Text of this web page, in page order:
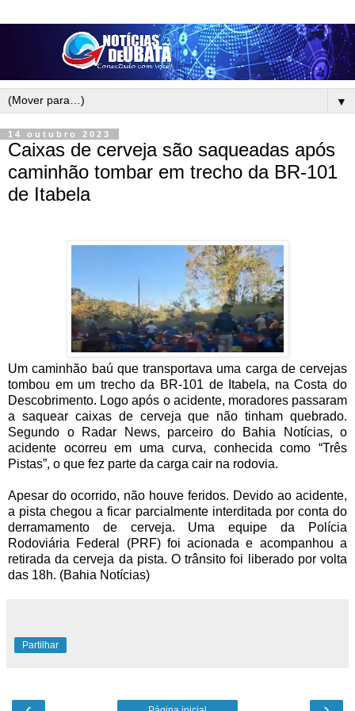
▼
14 outubro 2023
Caixas de cerveja são saqueadas após
caminhão tombar em trecho da BR-101
de Itabela
Um caminhão baú que transportava uma carga de cervejas
tombou em um trecho da BR-101 de Itabela, na Costa do
Descobrimento. Logo após o acidente, moradores passaram
a saquear caixas de cerveja que não tinham quebrado.
Segundo o Radar News, parceiro do Bahia Notícias, o
acidente ocorreu em uma curva, conhecida como “Três
Pistas”, o que fez parte da carga cair na rodovia.
Apesar do ocorrido, não houve feridos. Devido ao acidente,
a pista chegou a ficar parcialmente interditada por conta do
derramamento de cerveja. Uma equipe da Polícia
Rodoviária Federal (PRF) foi acionada e acompanhou a
retirada da cerveja da pista. O trânsito foi liberado por volta
das 18h. (Bahia Notícias)
Partilhar